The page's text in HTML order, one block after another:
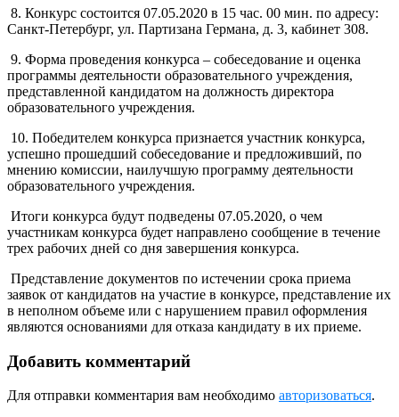
8. Конкурс состоится 07.05.2020 в 15 час. 00 мин. по адресу:
Санкт-Петербург, ул. Партизана Германа, д. 3, кабинет 308.
9. Форма проведения конкурса – собеседование и оценка
программы деятельности образовательного учреждения,
представленной кандидатом на должность директора
образовательного учреждения.
10. Победителем конкурса признается участник конкурса,
успешно прошедший собеседование и предложивший, по
мнению комиссии, наилучшую программу деятельности
образовательного учреждения.
Итоги конкурса будут подведены 07.05.2020, о чем
участникам конкурса будет направлено сообщение в течение
трех рабочих дней со дня завершения конкурса.
Представление документов по истечении срока приема
заявок от кандидатов на участие в конкурсе, представление их
в неполном объеме или с нарушением правил оформления
являются основаниями для отказа кандидату в их приеме.
Добавить комментарий
Для отправки комментария вам необходимо авторизоваться.